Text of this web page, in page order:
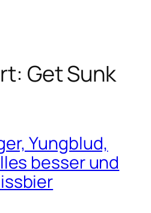
Get Sunk
Yungblud,
besser und